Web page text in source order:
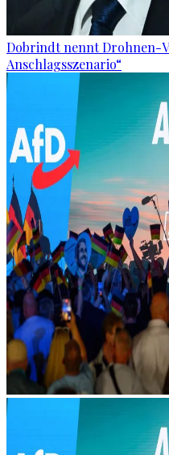
Dobrindt nennt Drohnen-
Anschlagsszenario“